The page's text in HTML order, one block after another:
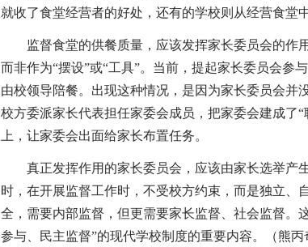
就收了食堂经营者的好处，还有的学校则从经营食堂
监督食堂的供餐质量，应该发挥家长委员会的作用
而非作为“摆设”或“工具”。当前，提起家长委员会参
由校领导陪餐。出现这种情况，是因为家长委员会并
校方委派家长代表担任家委会成员，把家委会建成了
上，让家委会出面给家长布置任务。
真正发挥作用的家长委员会，应该由家长选举产
时，在开展监督工作时，不受校方约束，而是独立、
全，需要内部监督，但更需要家长监督、社会监督。
参与、民主监督”的现代学校制度的重要内容。（熊丙